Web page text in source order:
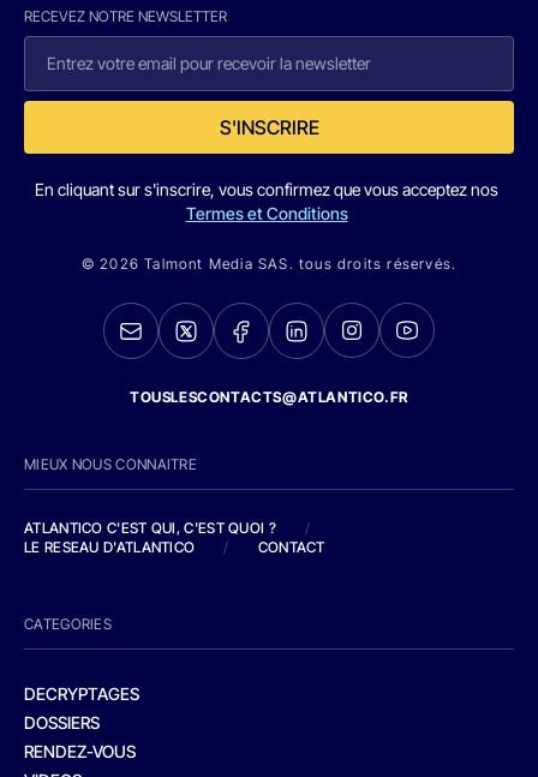
RECEVEZ NOTRE NEWSLETTER
S'INSCRIRE
En cliquant sur s'inscrire, vous confirmez que vous acceptez nos
Termes et Conditions
© 2026 Talmont Media SAS. tous droits réservés.
TOUSLESCONTACTS@ATLANTICO.FR
MIEUX NOUS CONNAITRE
ATLANTICO C'EST QUI, C'EST QUOI ?
/
LE RESEAU D'ATLANTICO
/ CONTACT
CATEGORIES
DECRYPTAGES
DOSSIERS
RENDEZ-VOUS